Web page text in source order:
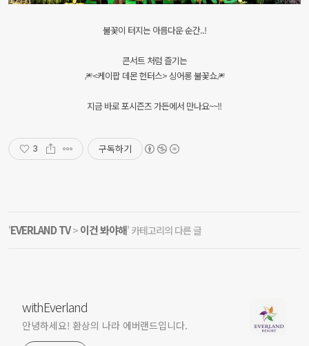
불꽃이 터지는 아름다운 순간..!
콘서트 처럼 즐기는
🎆<케이팝 데몬 헌터스> 싱어롱 불꽃쇼🎆
지금 바로 포시즌즈 가든에서 만나요~~!!
3 구독하기
'EVERLAND TV> 이건 봐야해' 카테고리의 다른 글
withEverland
안녕하세요! 환상의 나라 에버랜드입니다.